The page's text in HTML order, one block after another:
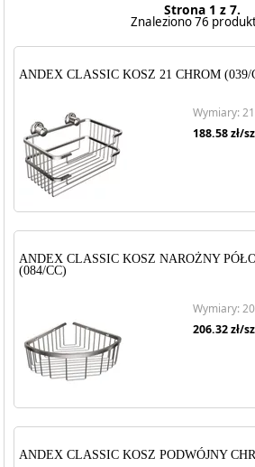
Strona 1 z 7.
Znaleziono 76
ANDEX CLASSIC KOSZ 21 CHROM (039/
Wymiary:
188.58zł/
ANDEX CLASSIC KOSZ NAROŻNY
(084/CC)
Wymiary:
206.32zł/
ANDEX CLASSIC KOSZ PODWÓJNY